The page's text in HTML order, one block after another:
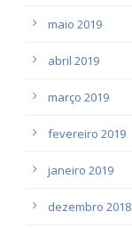
maio 2019
abril 2019
março 2019
fevereiro 2019
janeiro 2019
dezembro 2018